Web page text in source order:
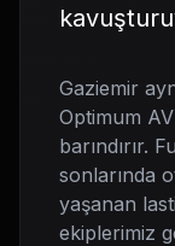
Gaziemir
Optimum
barındırır.
sonlarında
yaşanan
ekiplerimiz